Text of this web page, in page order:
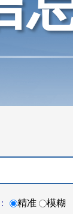
精准 模糊